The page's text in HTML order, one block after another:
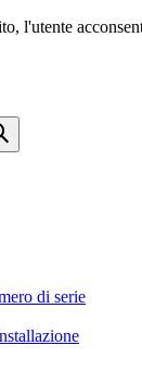
l'utente
di serie